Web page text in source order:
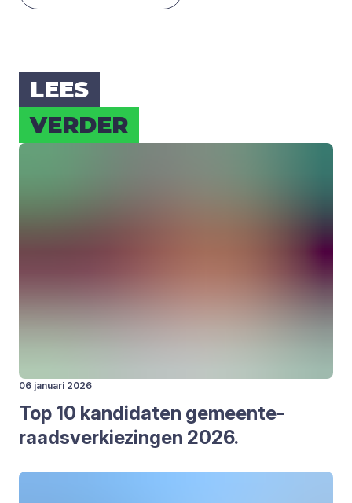
LEES
VER­DER
06 januari 2026
Top 10 kan­di­da­ten gemeen­te­
raads­ver­kie­zin­gen 2026.